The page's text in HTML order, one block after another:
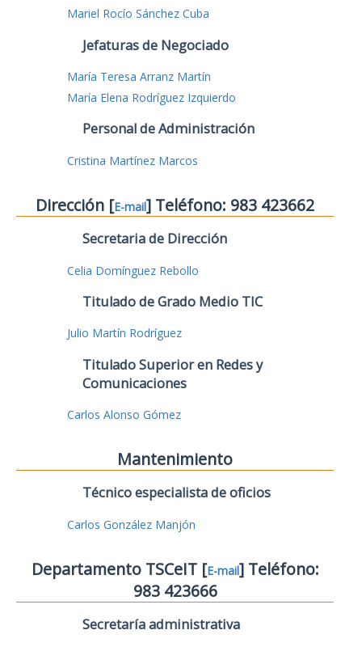
Mariel Rocío Sánchez Cuba
Jefaturas de Negociado
María Teresa Arranz Martín
María Elena Rodríguez Izquierdo
Personal de Administración
Cristina Martínez Marcos
Dirección [E-mail] Teléfono: 983 423662
Secretaria de Dirección
Celia Domínguez Rebollo
Titulado de Grado Medio TIC
Julio Martín Rodríguez
Titulado Superior en Redes y
Comunicaciones
Carlos Alonso Gómez
Mantenimiento
Técnico especialista de oficios
Carlos González Manjón
Departamento TSCeIT [E-mail] Teléfono:
983 423666
Secretaría administrativa